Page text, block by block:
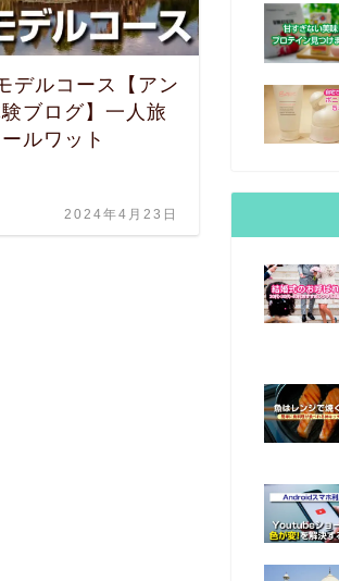
デルコース【アン
ブログ】一人旅
ルワット
2024年4月23日